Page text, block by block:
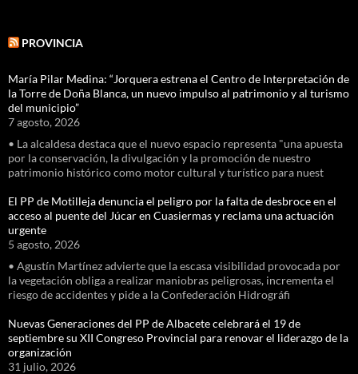
PROVINCIA
María Pilar Medina: “Jorquera estrena el Centro de Interpretación de
la Torre de Doña Blanca, un nuevo impulso al patrimonio y al turismo
del municipio”
7 agosto, 2026
• La alcaldesa destaca que el nuevo espacio representa "una apuesta
por la conservación, la divulgación y la promoción de nuestro
patrimonio histórico como motor cultural y turístico para nuest
El PP de Motilleja denuncia el peligro por la falta de desbroce en el
acceso al puente del Júcar en Cuasiermas y reclama una actuación
urgente
5 agosto, 2026
• Agustín Martínez advierte que la escasa visibilidad provocada por
la vegetación obliga a realizar maniobras peligrosas, incrementa el
riesgo de accidentes y pide a la Confederación Hidrográfi
Nuevas Generaciones del PP de Albacete celebrará el 19 de
septiembre su XII Congreso Provincial para renovar el liderazgo de la
organización
31 julio, 2026